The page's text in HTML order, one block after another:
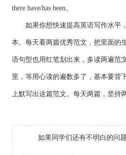
there have/has been。
如果你想快速提高英语写作水平
本。每天看两篇优秀范文，把里面的
语句型也用红笔划出来，多读两遍范
里，等用心读的遍数多了，基本要背
上默写出这篇范文。每天两篇，坚持
如果同学们还有不明白的问